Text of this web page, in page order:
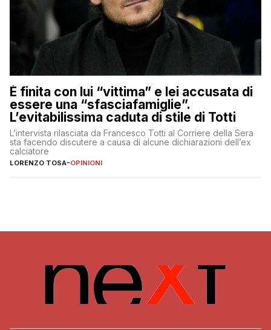
È finita con lui “vittima” e lei accusata di
essere una “sfasciafamiglie”.
L’evitabilissima caduta di stile di Totti
L’intervista rilasciata da Francesco Totti al Corriere della Sera
sta facendo discutere a causa di alcune dichiarazioni dell’ex
calciatore
LORENZO TOSA-OPINIONI